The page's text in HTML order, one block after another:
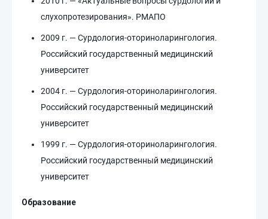
слухопротезирования». РМАПО
2009 г. — Сурдология-оториноларингология.
Российский государственный медицинский
университет
2004 г. — Сурдология-оториноларингология.
Российский государственный медицинский
университет
1999 г. — Сурдология-оториноларингология.
Российский государственный медицинский
университет
Образование